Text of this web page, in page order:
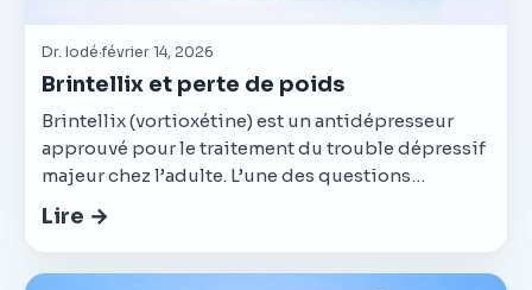
Dr. Iodé·février 14, 2026
Brintellix et perte de poids
Brintellix (vortioxétine) est un antidépresseur
approuvé pour le traitement du trouble dépressif
majeur chez l’adulte. L’une des questions…
Lire →